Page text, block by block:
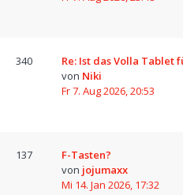
340
Re: Ist das Volla Tablet
von Niki
Fr 7. Aug 2026, 20:53
137
F-Tasten?
von jojumaxx
Mi 14. Jan 2026, 17:32